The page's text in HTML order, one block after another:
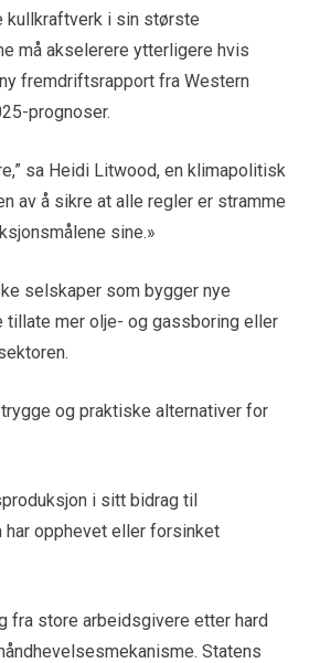
kullkraftverk i sin største
må akselerere ytterligere hvis
fremdriftsrapport fra Western
prognoser.
sa Heidi Litwood, en klimapolitisk
av å sikre at alle regler er stramme
sine.»
selskaper som bygger nye
tillate mer olje- og gassboring eller
og praktiske alternativer for
i sitt bidrag til
opphevet eller forsinket
fra store arbeidsgivere etter hard
Statens